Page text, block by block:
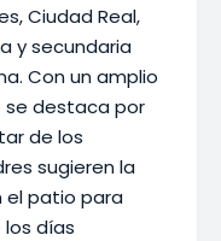
Ciudad Real,
y secundaria
Con un amplio
se destaca por
de los
sugieren la
el patio para
días